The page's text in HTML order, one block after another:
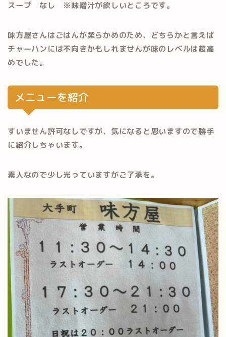
スープ なし ※味噌汁が欲しいところです。
味方屋さんはごはんが柔らかめのため、どちらかと言えば
チャーハンには不向きかもしれませんが味のレベルは超高
めでした。
メニューを紹介
すいません許可なしですが、気になると思いますので勝手
に紹介しちゃいます。
素人なので少し光っていますがご了承を。